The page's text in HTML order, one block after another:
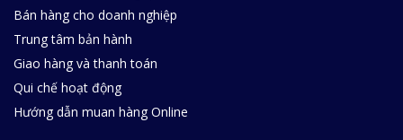
Bán hàng cho doanh nghiệp
Trung tâm bản hành
Giao hàng và thanh toán
Qui chế hoạt động
Hướng dẫn muan hàng Online